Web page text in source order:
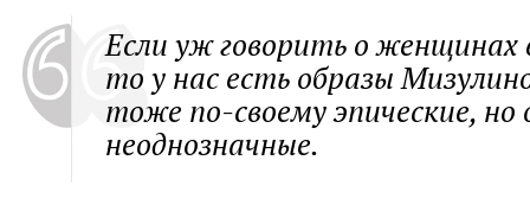
Если уж говорить о женщинах
то у нас есть образы
тоже по-своему эпические, но
неоднозначные.